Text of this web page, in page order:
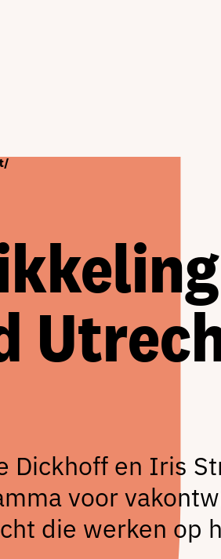
/
Dickhoff en Iris
voor
die werken op